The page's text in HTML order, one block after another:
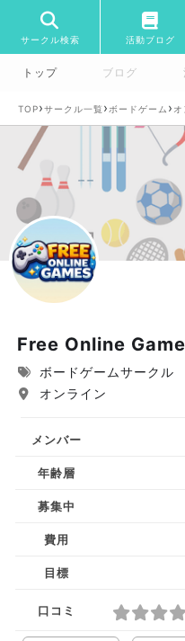
サークル検索 活動ブログ
トップ ブログ
TOP›サークル一覧 › ボードゲーム ›
Free Online
ボードゲームサークル
オンライン
メンバー
年齢層
募集中
費用
目標
口コミ